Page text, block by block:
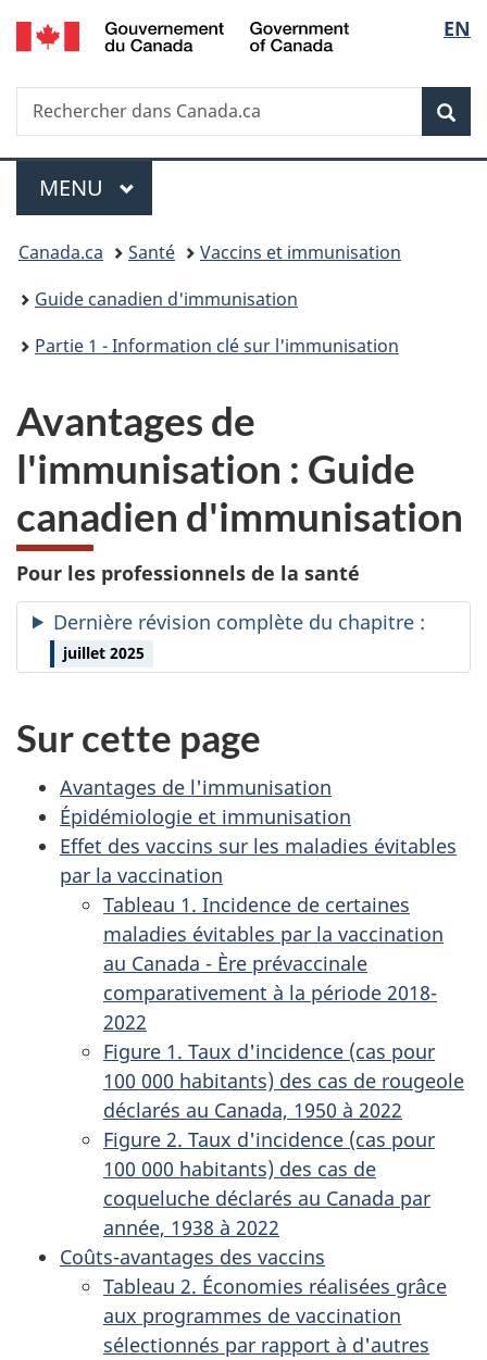
Passer
au
des
Passer
au
principal
Passer
à
Au
du
Passer
à
version
simplifiée
de
la
EN
Recherche
Rechercher
dans
Menu
MENU PRINCIPAL
Vous
êtes
ici :
Canada.ca Santé
Vaccins et immunisation
Guide canadien d'immunisation
Partie 1 - Information clé sur l'immunisation
Avantages de
l'immunisation : Guide
canadien d'immunisation
Pour les professionnels de la santé
Dernière révision complète du chapitre :
juillet 2025
Sur cette page
Avantages de l'immunisation
Épidémiologie et immunisation
Effet des vaccins sur les maladies évitables
par la vaccination
Tableau 1. Incidence de certaines
maladies évitables par la vaccination
au Canada - Ère prévaccinale
comparativement à la période 2018-
2022
Figure 1. Taux d'incidence (cas pour
100 000 habitants) des cas de rougeole
déclarés au Canada, 1950 à 2022
Figure 2. Taux d'incidence (cas pour
100 000 habitants) des cas de
coqueluche déclarés au Canada par
année, 1938 à 2022
Coûts-avantages des vaccins
Tableau 2. Économies réalisées grâce
aux programmes de vaccination
sélectionnés par rapport à d'autres